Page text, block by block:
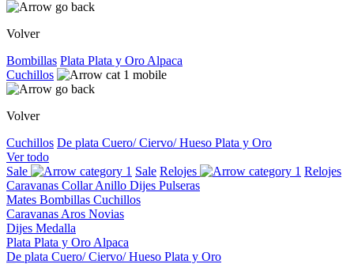
Volver
Bombillas Plata Plata y Oro Alpaca
Cuchillos
Volver
Cuchillos De plata Cuero/ Ciervo/ Hueso Plata y Oro
Ver todo
Sale
Sale Relojes
Relojes
Caravanas CollarAnillo Dijes Pulseras
Mates Bombillas Cuchillos
Caravanas Aros Novias
Dijes Medalla
Plata Plata y Oro Alpaca
De plata Cuero/ Ciervo/ Hueso Plata y Oro